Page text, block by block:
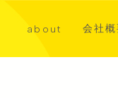
about 会社概
共同事